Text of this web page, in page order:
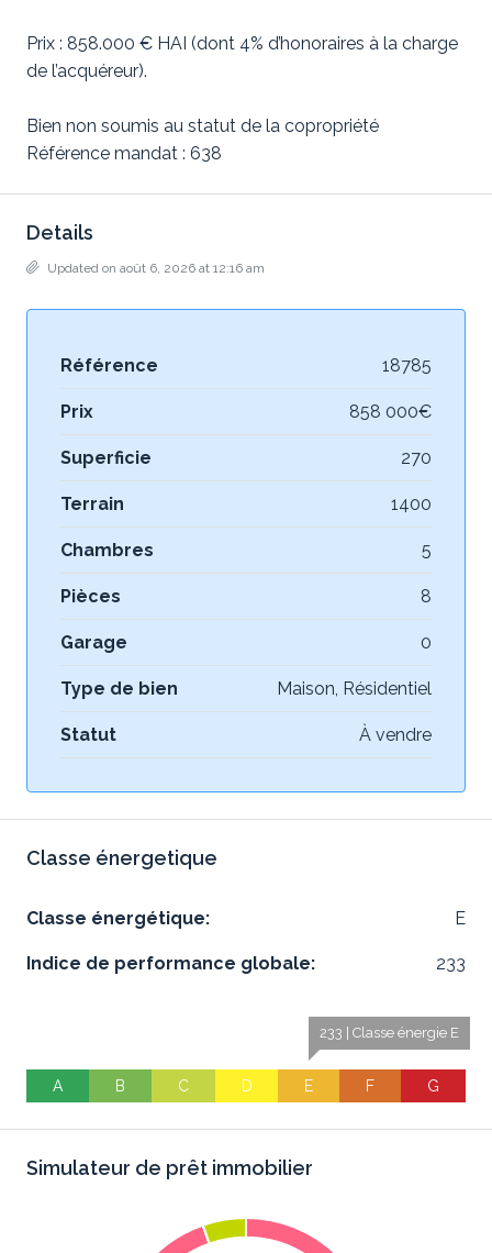
Prix : 858.000 € HAI (dont 4% d’honoraires à la charge
de l’acquéreur).
Bien non soumis au statut de la copropriété
Référence mandat : 638
Details
Updated on août 6, 2026 at 12:16 am
Référence 18785
Prix 858 000€
Superficie 270
Terrain 1400
Chambres 5
Pièces 8
Garage 0
Type de bien Maison, Résidentiel
Statut À vendre
Classe énergetique
Classe énergétique: E
Indice de performance globale: 233
A B C D
233 | Classe énergie E
E F G
Simulateur de prêt immobilier